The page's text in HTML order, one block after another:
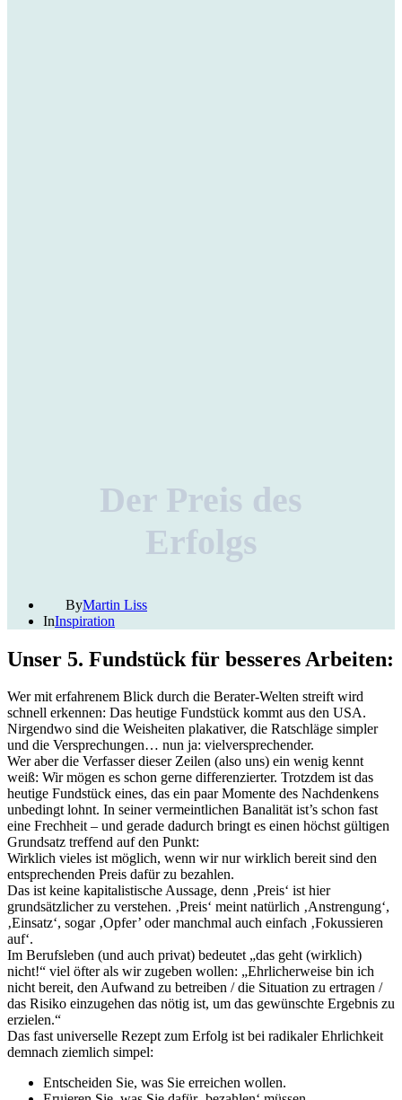
Der Preis des
Erfolgs
ByMartin Liss
InInspiration
Unser 5. Fundstück für besseres Arbeiten:
Wer mit erfahrenem Blick durch die Berater-Welten streift wird
schnell erkennen: Das heutige Fundstück kommt aus den USA.
Nirgendwo sind die Weisheiten plakativer, die Ratschläge simpler
und die Versprechungen… nun ja: vielversprechender.
Wer aber die Verfasser dieser Zeilen (also uns) ein wenig kennt
weiß: Wir mögen es schon gerne differenzierter. Trotzdem ist das
heutige Fundstück eines, das ein paar Momente des Nachdenkens
unbedingt lohnt. In seiner vermeintlichen Banalität ist’s schon fast
eine Frechheit – und gerade dadurch bringt es einen höchst gültigen
Grundsatz treffend auf den Punkt:
Wirklich vieles ist möglich, wenn wir nur wirklich bereit sind den
entsprechenden Preis dafür zu bezahlen.
Das ist keine kapitalistische Aussage, denn ‚Preis‘ ist hier
grundsätzlicher zu verstehen. ‚Preis‘ meint natürlich ‚Anstrengung‘,
‚Einsatz‘, sogar ‚Opfer’ oder manchmal auch einfach ‚Fokussieren
auf‘.
Im Berufsleben (und auch privat) bedeutet „das geht (wirklich)
nicht!“ viel öfter als wir zugeben wollen: „Ehrlicherweise bin ich
nicht bereit, den Aufwand zu betreiben / die Situation zu ertragen /
das Risiko einzugehen das nötig ist, um das gewünschte Ergebnis zu
erzielen.“
Das fast universelle Rezept zum Erfolg ist bei radikaler Ehrlichkeit
demnach ziemlich simpel:
Entscheiden Sie, was Sie erreichen wollen.